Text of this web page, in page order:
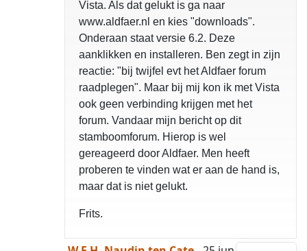
Vista. Als dat gelukt is ga naar
www.aldfaer.nl en kies "downloads".
Onderaan staat versie 6.2. Deze
aanklikken en installeren. Ben zegt in zijn
reactie: "bij twijfel evt het Aldfaer forum
raadplegen". Maar bij mij kon ik met Vista
ook geen verbinding krijgen met het
forum. Vandaar mijn bericht op dit
stamboomforum. Hierop is wel
gereageerd door Aldfaer. Men heeft
proberen te vinden wat er aan de hand is,
maar dat is niet gelukt.
Frits.